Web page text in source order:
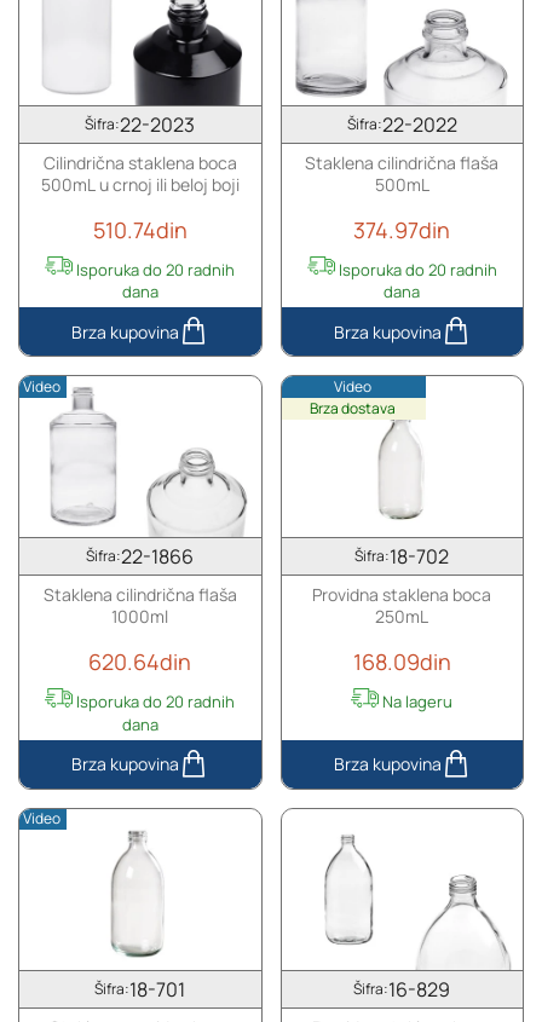
silikonskim
čepom
sa
drvenom
glavom
silikonskim
čepom
sa
drvenom
glavom
Šifra:22-2023
Cilindrična staklena boca
500mL u crnoj ili beloj boji
510.74din
Isporuka do 20 radnih
dana
Cilindrična
boca
500mL
crnoj
beloj
Šifra:22-2022
Staklena cilindrična flaša
500mL
374.97din
Isporuka do 20 radnih
dana
Staklena
flaša
500mL
Šifra:22-1866
Staklena cilindrična flaša
1000ml
Video
620.64din
Isporuka do 20 radnih
dana
Staklena
flaša
Šifra:18-702
Providna staklena boca
250mL
Video
Brza dostava
168.09din
Na lageru
Providna
boca
250mL
Šifra:18-701
Video
Šifra:16-829